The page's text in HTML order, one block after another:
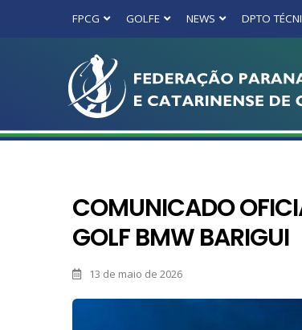
FPCG GOLFE NEWS DPTO
COMUNICADO
GOLF BMW BARIGUI
13 de maio de 2026